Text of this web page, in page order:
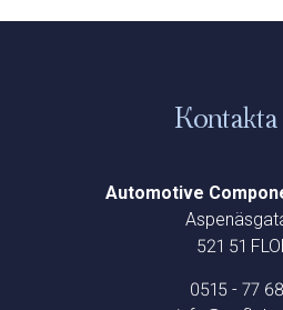
Kontakta
Automotive
521 51
0515 - 77